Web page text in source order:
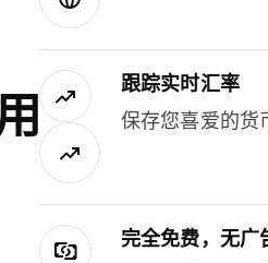
跟踪实时汇率
保存您喜爱的货
完全免费，无广